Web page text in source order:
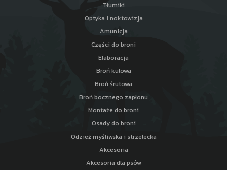
Tłumiki
Optyka i noktowizja
Amunicja
Części do broni
Elaboracja
Broń kulowa
Broń śrutowa
Broń bocznego zapłonu
Montaże do broni
Osady do broni
Odzież myśliwska i strzelecka
Akcesoria
Akcesoria dla psów